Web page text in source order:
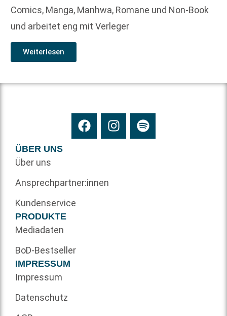
Comics, Manga, Manhwa, Romane und Non-Book
und arbeitet eng mit Verleger
Weiterlesen
ÜBER UNS
Über uns
Ansprechpartner:innen
Kundenservice
PRODUKTE
Mediadaten
BoD-Bestseller
IMPRESSUM
Impressum
Datenschutz